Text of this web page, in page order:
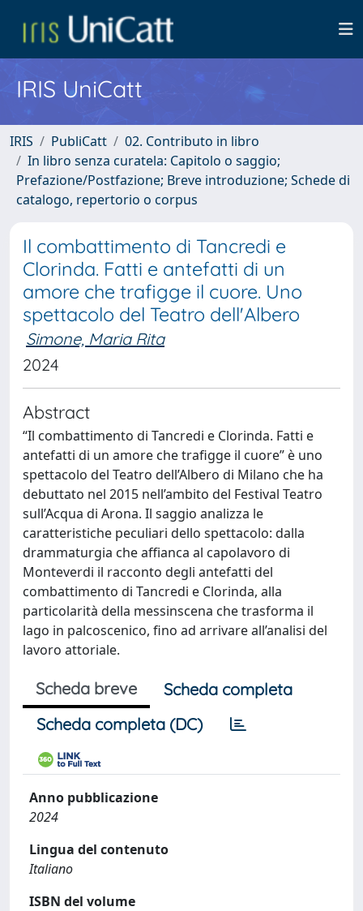
IRIS UniCatt
IRIS PubliCatt
02. Contributo in libro
In libro senza curatela: Capitolo o saggio;
Prefazione/Postfazione; Breve introduzione; Schede di
catalogo, repertorio o corpus
Il combattimento di Tancredi e
Clorinda. Fatti e antefatti di un
amore che trafigge il cuore. Uno
spettacolo del Teatro dell'Albero
Simone, Maria Rita
2024
Abstract
“Il combattimento di Tancredi e Clorinda. Fatti e
antefatti di un amore che trafigge il cuore” è uno
spettacolo del Teatro dell’Albero di Milano che ha
debuttato nel 2015 nell’ambito del Festival Teatro
sull’Acqua di Arona. Il saggio analizza le
caratteristiche peculiari dello spettacolo: dalla
drammaturgia che affianca al capolavoro di
Monteverdi il racconto degli antefatti del
combattimento di Tancredi e Clorinda, alla
particolarità della messinscena che trasforma il
lago in palcoscenico, fino ad arrivare all’analisi del
lavoro attoriale.
Scheda breve
Scheda completa
Scheda completa (DC)
Anno pubblicazione
2024
Lingua del contenuto
Italiano
ISBN del volume